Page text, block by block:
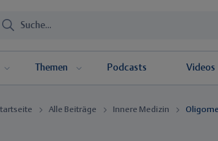
Themen Podcasts Videos
Alle Beiträge Innere Medizin